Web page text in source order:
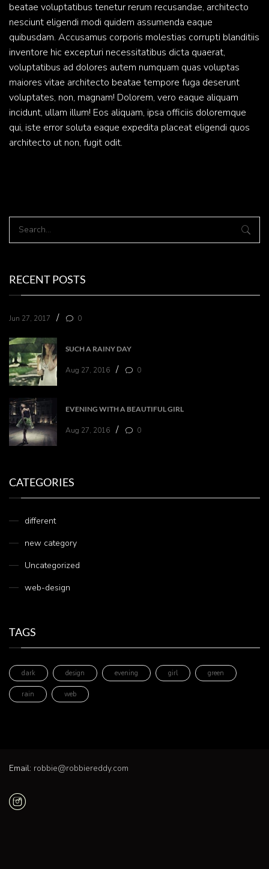
beatae voluptatibus tenetur rerum recusandae, architecto
nesciunt eligendi modi quidem assumenda eaque
quibusdam. Accusamus corporis molestias corrupti blanditiis
inventore hic excepturi necessitatibus dicta quaerat,
voluptatibus ad dolores autem numquam quas voluptas
maiores vitae architecto beatae tempore fuga deserunt
voluptates, non, magnam! Dolorem, vero eaque aliquam
incidunt, ullam illum! Eos aliquam, ipsa officiis doloremque
qui, iste error soluta eaque expedita placeat eligendi quos
architecto ut non, fugit odit.
RECENT POSTS
Jun 27, 2017 / 0
SUCH A RAINY DAY
Aug 27, 2016 / 0
EVENING WITH A BEAUTIFUL GIRL
Aug 27, 2016 / 0
CATEGORIES
different
new category
Uncategorized
web-design
TAGS
dark design evening girl green
rain web
Email: robbie@robbiereddy.com